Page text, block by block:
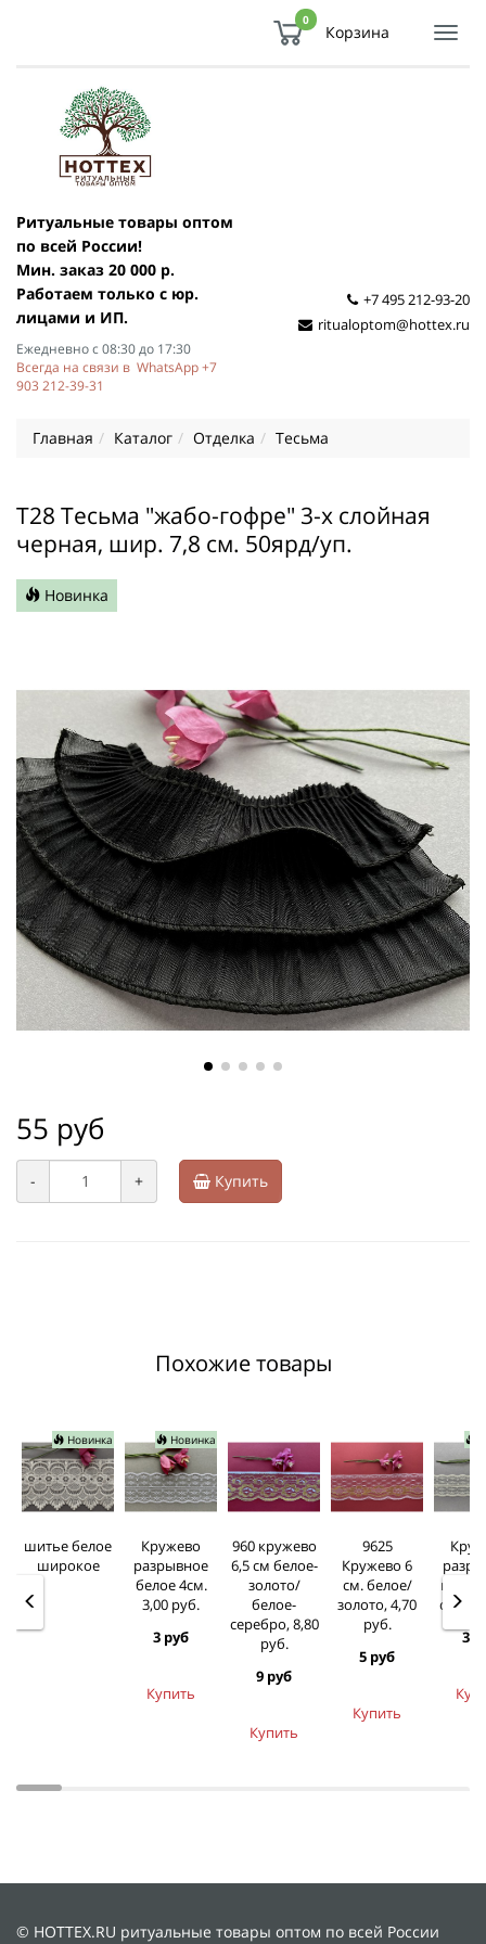
0
Корзина
Ритуальные товары оптом
по всей России!
Мин. заказ 20 000 р.
Работаем только с юр.
лицами и ИП.
Ежедневно с 08:30 до 17:30
Всегда на связи в WhatsApp +7
903 212-39-31
+7 495 212-93-20
ritualoptom@hottex.ru
Главная Каталог Отделка Тесьма
Т28 Тесьма "жабо-гофре" 3-х слойная
черная, шир. 7,8 см. 50ярд/уп.
Новинка
55 руб
- + Купить
Похожие товары
Новинка
шитье белое
широкое
Новинка
Кружево
разрывное
белое 4см.
3,00 руб.
3 руб
Купить
960 кружево
6,5 см белое-
золото/
белое-
серебро, 8,80
руб.
9 руб
Купить
9625
Кружево 6
см. белое/
золото, 4,70
руб.
5 руб
Купить
см.
3
© HOTTEX.RU ритуальные товары оптом по всей России